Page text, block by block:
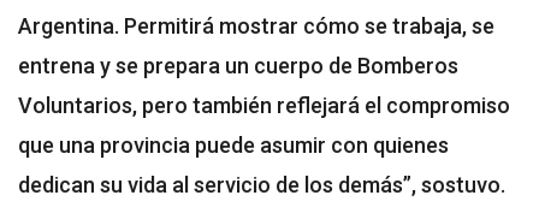
Argentina. Permitirá mostrar cómo se trabaja, se
entrena y se prepara un cuerpo de Bomberos
Voluntarios, pero también reflejará el compromiso
que una provincia puede asumir con quienes
dedican su vida al servicio de los demás”, sostuvo.